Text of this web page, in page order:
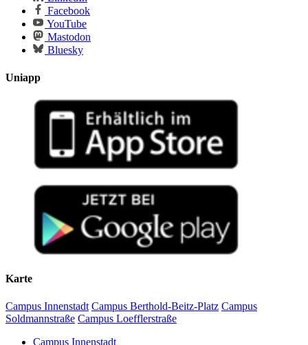
Facebook
YouTube
Mastodon
Bluesky
Uniapp
Karte
Campus Innenstadt Campus Berthold-Beitz-Platz Campus
Soldmannstraße Campus Loefflerstraße
Campus Innenstadt